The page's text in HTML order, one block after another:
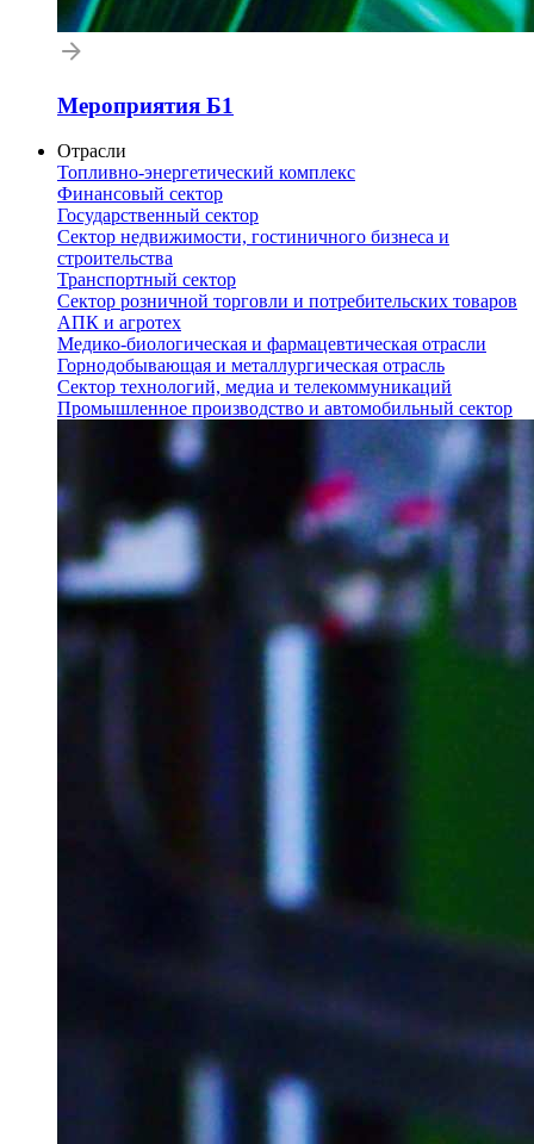
Мероприятия Б1
Отрасли
Топливно-энергетический комплекс
Финансовый сектор
Государственный сектор
Сектор недвижимости, гостиничного бизнеса и
строительства
Транспортный сектор
Сектор розничной торговли и потребительских товаров
АПК и агротех
Медико-биологическая и фармацевтическая отрасли
Горнодобывающая и металлургическая отрасль
Сектор технологий, медиа и телекоммуникаций
Промышленное производство и автомобильный сектор